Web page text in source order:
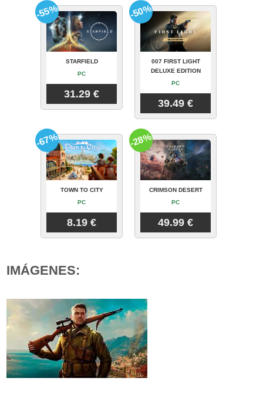
STARFIELD
PC
31.29 €
-55%
007 FIRST LIGHT
DELUXE EDITION
PC
39.49 €
-50%
TOWN TO CITY
PC
8.19 €
-67%
CRIMSON DESERT
PC
49.99 €
-28%
IMÁGENES: